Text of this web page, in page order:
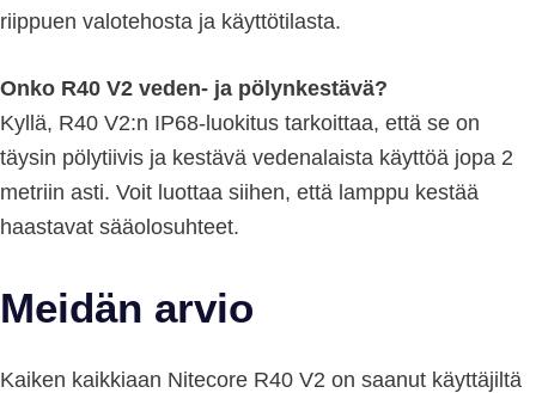
riippuen valotehosta ja käyttötilasta.
Onko R40 V2 veden- ja pölynkestävä?
Kyllä, R40 V2:n IP68-luokitus tarkoittaa, että se on
täysin pölytiivis ja kestävä vedenalaista käyttöä jopa 2
metriin asti. Voit luottaa siihen, että lamppu kestää
haastavat sääolosuhteet.
Meidän arvio
Kaiken kaikkiaan Nitecore R40 V2 on saanut käyttäjiltä